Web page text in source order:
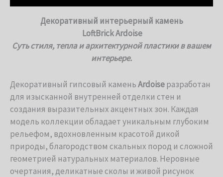
Декоративный интерьерный камень
LoftBrick Ardoise
Суть стиля, тепла и архитектурной пластики в вашем
интерьере.
Декоративный гипсовый каменьArdoiseразработан
для изысканной внутренней отделки стен и
создания выразительных акцентных зон. Каждая
модель коллекции обладает уникальным глубоким
рельефом, вдохновленным красотой дикой
природы, благородством скальных пород и сложной
геометрией натуральных материалов. Неровные
очертания, деликатные сколы и живой рисунок